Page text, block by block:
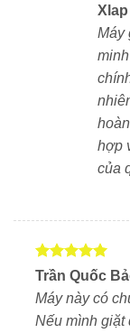
Xlap
Máy
hợp
của
Được xếp
hạng 55
sao
Trần Quốc
Máy này có
Nếu mình giặt